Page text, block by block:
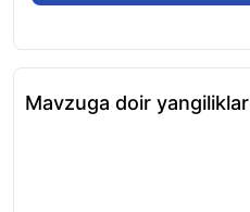
Mavzuga doir yangiliklar